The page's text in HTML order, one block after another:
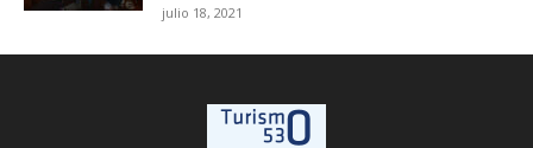
julio 18, 2021